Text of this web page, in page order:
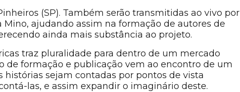
(SP). Também serão transmitidas ao vivo por
ajudando assim na formação de autores de
ainda mais substância ao projeto.
traz pluralidade para dentro de um mercado
de formação e publicação vem ao encontro de um
sejam contadas por pontos de vista
las, e assim expandir o imaginário deste.